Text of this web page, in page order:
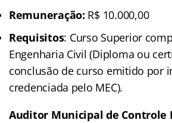
Remuneração: R$ 10.000,00
Requisitos: Curso Superior
Engenharia Civil (Diploma ou
conclusão de curso emitido por
credenciada pelo MEC).
Auditor Municipal de Controle